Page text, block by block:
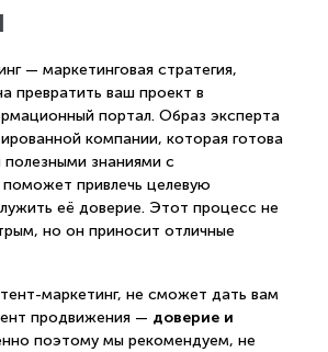
— маркетинговая стратегия,
превратить ваш проект в
портал. Образ эксперта
компании, которая готова
полезными знаниями с
поможет привлечь целевую
её доверие. Этот процесс не
но он приносит отличные
маркетинг, не сможет дать вам
продвижения — доверие и
поэтому мы рекомендуем, не